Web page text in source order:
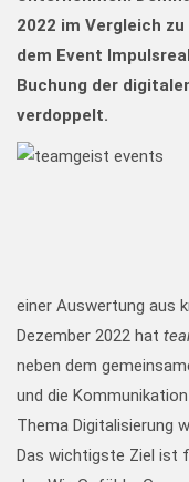
2022 im Vergleich
dem Event
Buchung der
verdoppelt.
einer Auswertung aus
Dezember 2022 hat
neben dem
und die
Thema Digitalisierung
Das wichtigste Ziel ist